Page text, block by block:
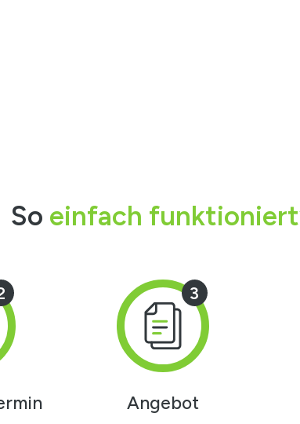
So einfach
3
Angebot